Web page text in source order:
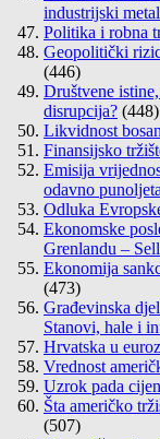
industrijski metal
Politika i robna
Geopolitički
(446)
Društvene
disrupcija? (448)
Likvidnost
Finansijsko
Emisija
odavno
Odluka
Ekonomske
Grenlandu –
Ekonomija
(473)
Građevinska
Stanovi, hale i
Hrvatska u
Vrednost
Uzrok pada
Šta američko
(507)